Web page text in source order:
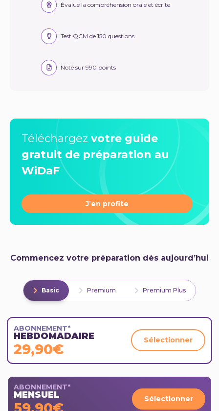
Évalue la compréhension orale et écrite
Test QCM de 150 questions
Noté sur 990 points
Téléchargez votre guide
gratuit de préparation au
WiDaF
J’en profite
Commencez votre préparation dès aujourd’hui
Basic Premium Premium Plus
ABONNEMENT*
HEBDOMADAIRE
29,90€
Sélectionner
ABONNEMENT*
MENSUEL Sélectionner